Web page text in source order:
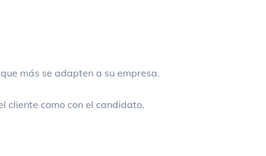
más se adapten a su empresa.
cliente como con el candidato.